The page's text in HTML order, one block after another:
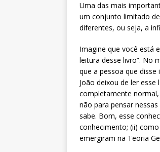
Uma das mais
um conjunto limitado
diferentes, ou seja, a
Imagine que você está
leitura desse livro”. No
que a pessoa que
João deixou de ler esse
completamente
não para pensar
sabe. Bom, esse
conhecimento; (ii)
emergiram na Teoria